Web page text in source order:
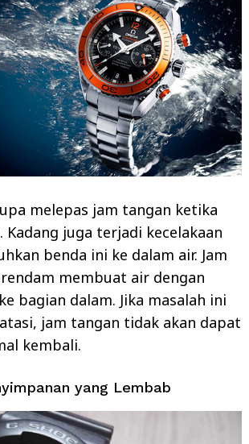
melepas jam tangan ketika
Kadang juga terjadi kecelakaan
benda ini ke dalam air. Jam
membuat air dengan
bagian dalam. Jika masalah ini
jam tangan tidak akan dapat
kembali.
yang Lembab